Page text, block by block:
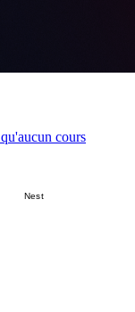
cours
Nest